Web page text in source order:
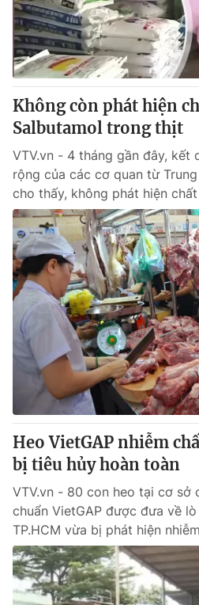
Sản phẩm
Thị trường
Tư vấn
Lịch phát sóng
Chuyên mục khác
Emagazine
Photo
Video
VTV Money
VTV Sức khoẻ Bất
Thị trường 24h
VTV4
VTV9
Liên hệ tòa soạn
THỜI BÁO VTV
Không còn phát hiện
Salbutamol trong thịt
VTV.vn - 4 tháng gần đây, kết
rộng của các cơ quan từ
cho thấy, không phát hiện
Heo VietGAP nhiễm
bị tiêu hủy hoàn toàn
VTV.vn - 80 con heo tại cơ sở
chuẩn VietGAP được đưa về
TP.HCM vừa bị phát hiện